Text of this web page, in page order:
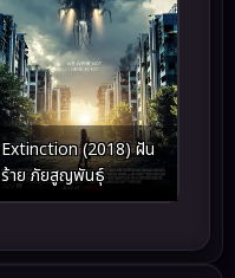
Extinction (2018) ฝัน
ร้าย ภัยสูญพันธุ์